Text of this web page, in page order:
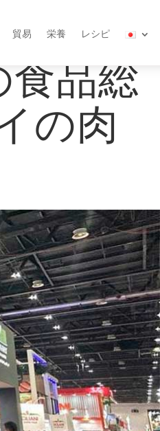
貿易 栄養 レシピ
品総
の肉